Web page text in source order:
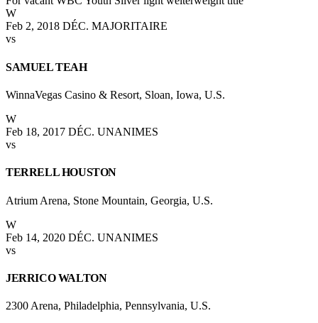
W
Feb 2, 2018 DÉC. MAJORITAIRE
vs
SAMUEL TEAH
WinnaVegas Casino & Resort, Sloan, Iowa, U.S.
W
Feb 18, 2017 DÉC. UNANIMES
vs
TERRELL HOUSTON
Atrium Arena, Stone Mountain, Georgia, U.S.
W
Feb 14, 2020 DÉC. UNANIMES
vs
JERRICO WALTON
2300 Arena, Philadelphia, Pennsylvania, U.S.